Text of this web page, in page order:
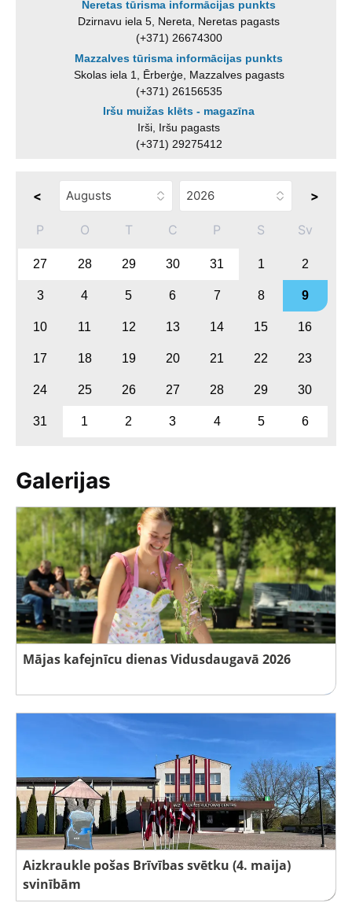
Neretas tūrisma informācijas punkts
Dzirnavu iela 5, Nereta, Neretas pagasts
(+371) 26674300
Mazzalves tūrisma informācijas punkts
Skolas iela 1, Ērberģe, Mazzalves pagasts
(+371) 26156535
Iršu muižas klēts - magazīna
Irši, Iršu pagasts
(+371) 29275412
< >
P O T C P S Sv
27 28 29 30 31 1 2
3 4 5 6 7 8 9
10 11 12 13 14 15 16
17 18 19 20 21 22 23
24 25 26 27 28 29 30
31 1 2 3 4 5 6
Galerijas
Mājas kafejnīcu dienas Vidusdaugavā 2026
Aizkraukle pošas Brīvības svētku (4. maija)
svinībām